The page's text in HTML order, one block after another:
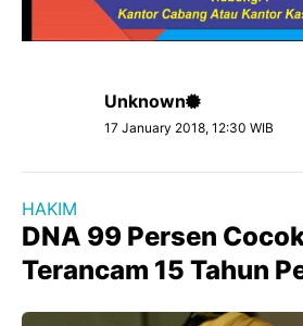
Unknown
17 January 2018, 12:30 WIB
HAKIM
DNA 99 Persen
Terancam 15 Tahun